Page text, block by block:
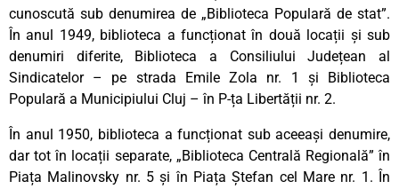
cunoscută sub denumirea de „Biblioteca Populară de stat”.
În anul 1949, biblioteca a funcționat în două locații și sub
denumiri diferite, Biblioteca a Consiliului Județean al
Sindicatelor – pe strada Emile Zola nr. 1 și Biblioteca
Populară a Municipiului Cluj – în P-ța Libertății nr. 2.
În anul 1950, biblioteca a funcționat sub aceeași denumire,
dar tot în locații separate, „Biblioteca Centrală Regională” în
Piața Malinovsky nr. 5 și în Piața Ștefan cel Mare nr. 1. În